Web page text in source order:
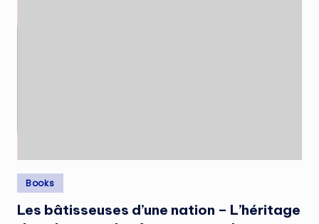
Posted
in
Books
Les bâtisseuses d’une nation – L’héritage